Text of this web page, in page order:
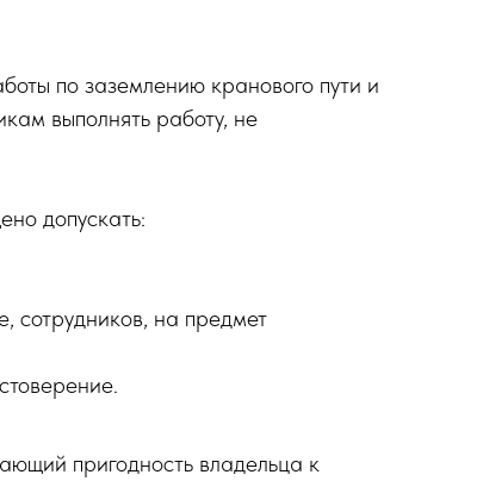
по заземлению кранового пути и
выполнять работу, не
допускать:
сотрудников, на предмет
пригодность владельца к